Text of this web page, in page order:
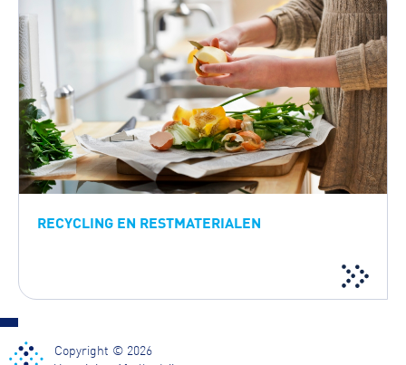
RECYCLING EN RESTMATERIALEN
Copyright © 2026